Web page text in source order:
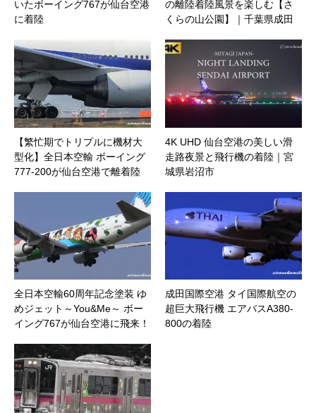
いたボーイング767が仙台空港
に着陸
の離陸着陸風景を楽しむ【さ
くらの山公園】｜千葉県成田
【繁忙期でトリプルに機材大
型化】全日本空輸 ボーイング
777-200が仙台空港で離着陸
4K UHD 仙台空港の美しい滑
走路夜景と飛行機の着陸｜宮
城県岩沼市
全日本空輸60周年記念塗装 ゆ
めジェット～You&Me～ ボー
イング767が仙台空港に飛来！
成田国際空港 タイ国際航空の
超巨大飛行機 エアバスA380-
800の着陸